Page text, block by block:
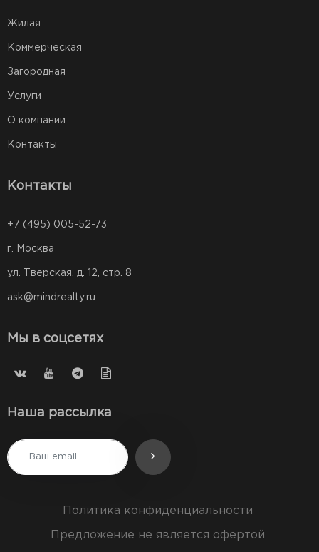
Жилая
Коммерческая
Загородная
Услуги
О компании
Контакты
Контакты
+7 (495) 005-52-73
г. Москва
ул. Тверская, д. 12, стр. 8
ask@mindrealty.ru
Мы в соцсетях
Наша рассылка
Политика конфиденциальности
Предложение не является офертой